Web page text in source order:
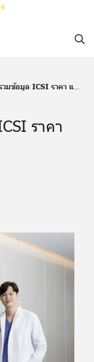
ICSI ราคา และ IVF ในกรุงเทพ
ราคา